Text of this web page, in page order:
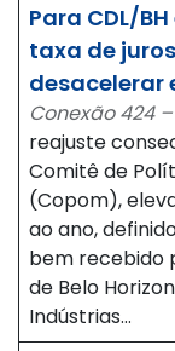
Para CDL/
taxa de
desacelerar
Conexão 424
reajuste
Comitê de
(Copom),
ao ano,
bem recebido
de Belo
Indústrias…